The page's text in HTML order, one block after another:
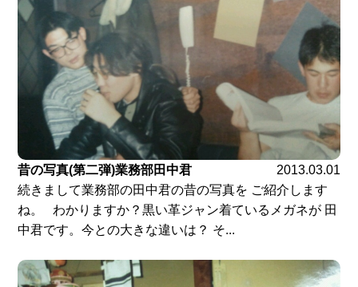
昔の写真(第二弾)業務部田中君
2013.03.01
続きまして業務部の田中君の昔の写真を ご紹介します
ね。 わかりますか？黒い革ジャン着ているメガネが 田
中君です。今との大きな違いは？ そ...